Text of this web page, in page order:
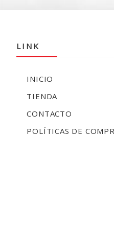
LINK
INICIO
TIENDA
CONTACTO
POLÍTICAS DE